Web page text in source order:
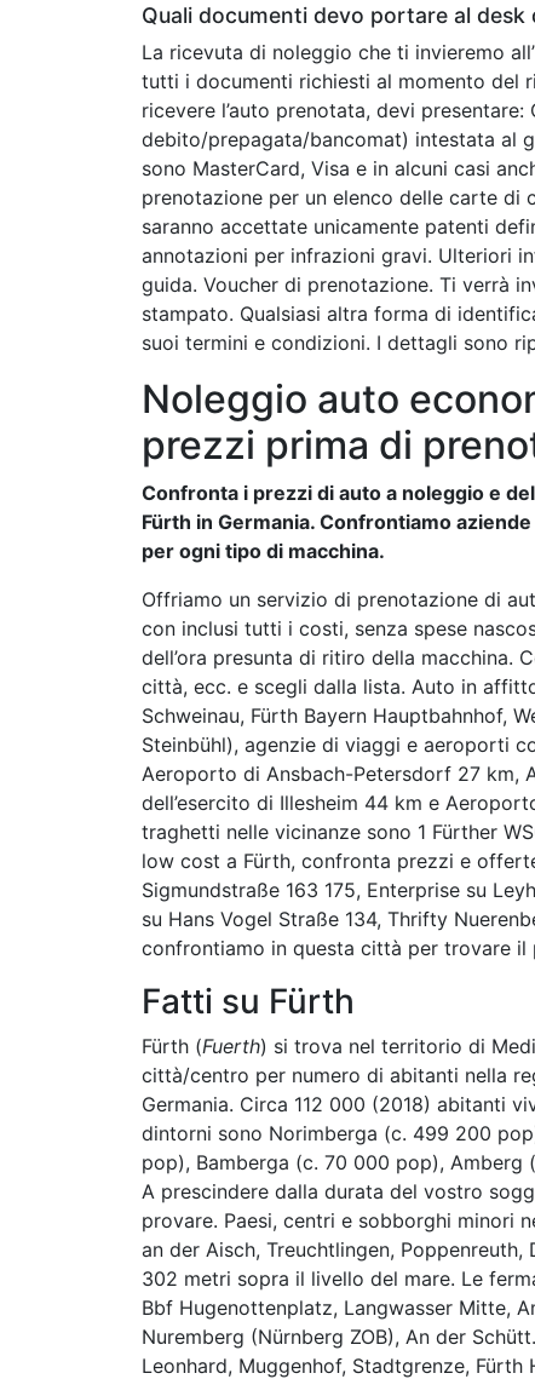
Quali documenti devo portare al desk
La ricevuta di noleggio che ti invieremo
tutti i documenti richiesti al momento del
ricevere l’auto prenotata, devi
debito/prepagata/bancomat) intestata al
sono MasterCard, Visa e in alcuni casi
prenotazione per un elenco delle carte di
saranno accettate unicamente patenti
annotazioni per infrazioni gravi. Ulteriori
guida. Voucher di prenotazione. Ti verrà
stampato. Qualsiasi altra forma di
suoi termini e condizioni. I dettagli sono
Noleggio auto
prezzi prima di
Confronta i prezzi di auto a noleggio e
Fürth in Germania. Confrontiamo
per ogni tipo di macchina.
Offriamo un servizio di prenotazione di
con inclusi tutti i costi, senza spese
dell’ora presunta di ritiro della macchina.
città, ecc. e scegli dalla lista. Auto in
Schweinau, Fürth Bayern Hauptbahnhof,
Steinbühl), agenzie di viaggi e aeroporti
Aeroporto di Ansbach-Petersdorf 27 km,
dell’esercito di Illesheim 44 km e
traghetti nelle vicinanze sono 1 Fürther
low cost a Fürth, confronta prezzi e
Sigmundstraße 163 175, Enterprise su
su Hans Vogel Straße 134, Thrifty
confrontiamo in questa città per trovare il
Fatti su Fürth
Fürth (Fuerth) si trova nel territorio di
città/centro per numero di abitanti nella
Germania. Circa 112 000 (2018) abitanti
dintorni sono Norimberga (c. 499 200
pop), Bamberga (c. 70 000 pop),
A prescindere dalla durata del vostro
provare. Paesi, centri e sobborghi minori
an der Aisch, Treuchtlingen,
302 metri sopra il livello del mare. Le
Bbf Hugenottenplatz, Langwasser Mitte,
Nuremberg (Nürnberg ZOB), An der
Leonhard, Muggenhof, Stadtgrenze, Fürth